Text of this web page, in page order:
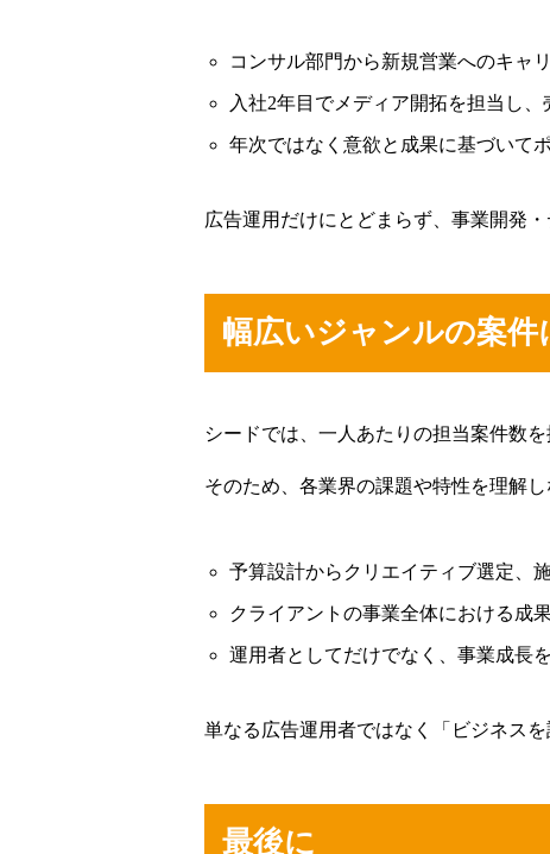
コンサル部門から新規営業へのキャ
入社2年目でメディア開拓を担当し、
年次ではなく意欲と成果に基づいて
広告運用だけにとどまらず、事業開発
幅広いジャンルの案
シードでは、一人あたりの担当案件数
そのため、各業界の課題や特性を理解
予算設計からクリエイティブ選定、
クライアントの事業全体における成
運用者としてだけでなく、事業成長
単なる広告運用者ではなく「ビジネス
最後に